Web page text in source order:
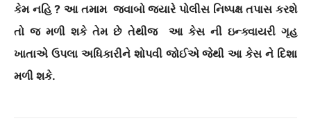
કેમ નહિ ? આ તમામ જવાબો જ્યારે પોલીસ નિષ્પક્ષ તપાસ કરશે
તો જ મળી શકે તેમ છે તેથીજ આ કેસ ની ઇન્ક્વાયરી ગૃહ
ખાતાએ ઉપલા અધિકારીને શોપવી જોઈએ જેથી આ કેસ ને દિશા
મળી શકે.